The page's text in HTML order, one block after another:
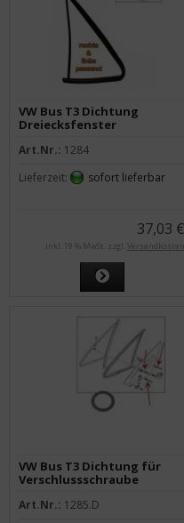
VW Bus T3 Dichtung
Dreiecksfenster
Art.Nr.: 1284
Lieferzeit:
sofort lieferbar
37,03 €
inkl. 19 % MwSt. zzgl. Versandkosten
VW Bus T3 Dichtung für
Verschlussschraube
Art.Nr.: 1285.D